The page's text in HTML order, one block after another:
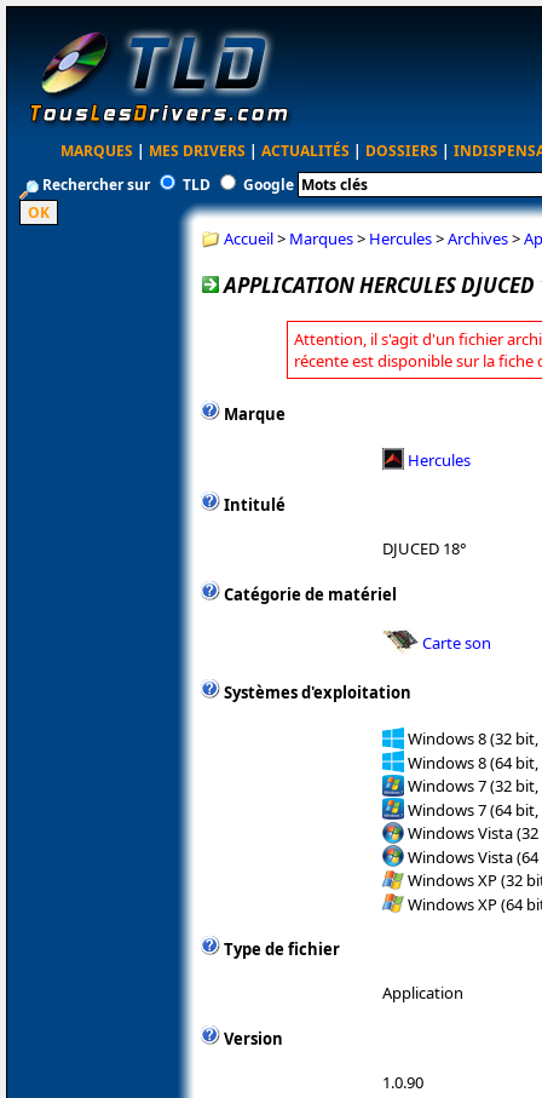
MARQUES | MES DRIVERS | ACTUALITÉS | DOSSIERS |
Rechercher sur
TLD Google
Accueil> Marques> Hercules>Archives>
APPLICATION HERCULES
Attention, il s'agit d'un fichier
récente est disponible sur la fiche
Marque
Hercules
Intitulé
DJUCED 18°
Catégorie de matériel
Carte son
Systèmes d'exploitation
Windows 8 (32 bit,
Windows 8 (64 bit,
Windows 7 (32 bit,
Windows 7 (64 bit,
Windows Vista
Windows Vista
Windows XP (32
Windows XP (64
Type de fichier
Application
Version
1.0.90